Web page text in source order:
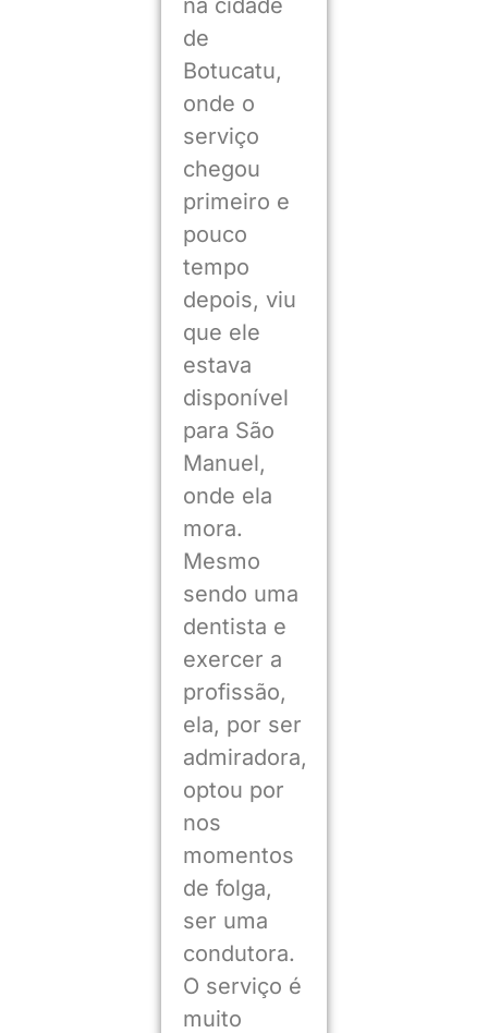
de
Botucatu,
onde o
serviço
chegou
primeiro e
pouco
tempo
depois, viu
que ele
estava
disponível
para São
Manuel,
onde ela
mora.
Mesmo
sendo uma
dentista e
exercer a
profissão,
ela, por ser
admiradora,
optou por
nos
momentos
de folga,
ser uma
condutora.
O serviço é
muito